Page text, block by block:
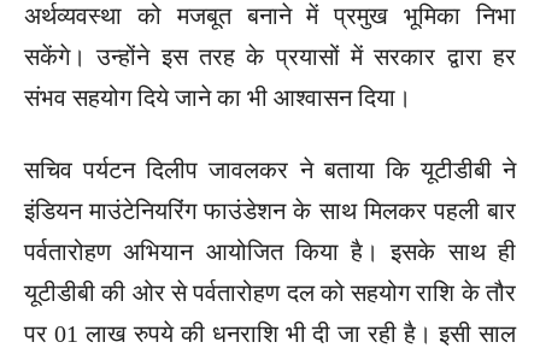
अर्थव्यवस्था को मजबूत बनाने में प्रमुख भूमिका निभा
सकेंगे। उन्होंने इस तरह के प्रयासों में सरकार द्वारा हर
संभव सहयोग दिये जाने का भी आश्वासन दिया।
सचिव पर्यटन दिलीप जावलकर ने बताया कि यूटीडीबी ने
इंडियन माउंटेनियरिंग फाउंडेशन के साथ मिलकर पहली बार
पर्वतारोहण अभियान आयोजित किया है। इसके साथ ही
यूटीडीबी की ओर से पर्वतारोहण दल को सहयोग राशि के तौर
पर 01 लाख रुपये की धनराशि भी दी जा रही है। इसी साल